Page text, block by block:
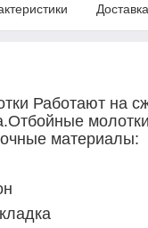
Доставка
Работают на
Отбойные молотки
материалы: